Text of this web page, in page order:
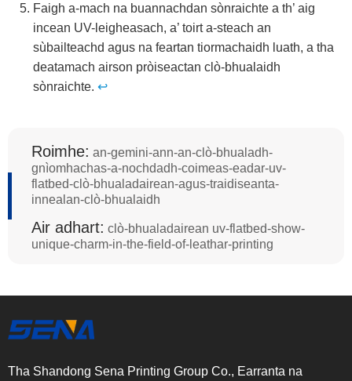
Faigh a-mach na buannachdan sònraichte a th’ aig
incean UV-leigheasach, a’ toirt a-steach an
sùbailteachd agus na feartan tiormachaidh luath, a tha
deatamach airson pròiseactan clò-bhualaidh
sònraichte. ↩
Roimhe: an-gemini-ann-an-clò-bhualadh-
gnìomhachas-a-nochdadh-coimeas-eadar-uv-
flatbed-clò-bhualadairean-agus-traidiseanta-
innealan-clò-bhualaidh
Air adhart: clò-bhualadairean uv-flatbed-show-
unique-charm-in-the-field-of-leathar-printing
Tha Shandong Sena Printing Group Co., Earranta na